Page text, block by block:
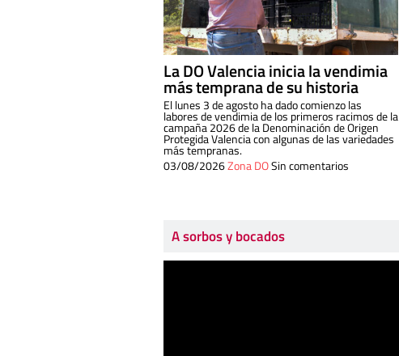
La DO Valencia inicia la vendimia
más temprana de su historia
El lunes 3 de agosto ha dado comienzo las
labores de vendimia de los primeros racimos de la
campaña 2026 de la Denominación de Origen
Protegida Valencia con algunas de las variedades
más tempranas.
03/08/2026Zona DOSin comentarios
A sorbos y bocados